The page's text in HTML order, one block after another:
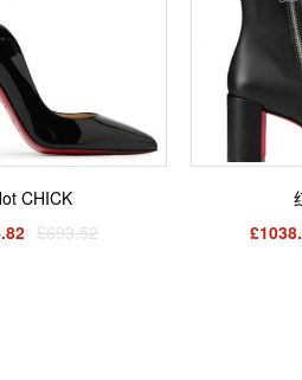
CHICK
£693.52